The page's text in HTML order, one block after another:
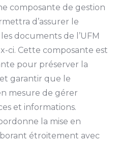
composante de gestion
d’assurer le
documents de l’UFM
ci. Cette composante est
pour préserver la
garantir que le
mesure de gérer
et informations.
la mise en
étroitement avec